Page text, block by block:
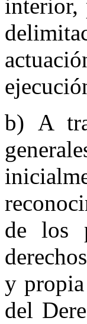
interior,
b) A
de los
y
del